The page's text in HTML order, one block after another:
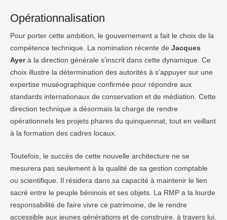
Opérationnalisation
Pour porter cette ambition, le gouvernement a fait le choix de la
compétence technique. La nomination récente de Jacques
Ayerà la direction générale s’inscrit dans cette dynamique. Ce
choix illustre la détermination des autorités à s’appuyer sur une
expertise muséographique confirmée pour répondre aux
standards internationaux de conservation et de médiation. Cette
direction technique a désormais la charge de rendre
opérationnels les projets phares du quinquennat, tout en veillant
à la formation des cadres locaux.
Toutefois, le succès de cette nouvelle architecture ne se
mesurera pas seulement à la qualité de sa gestion comptable
ou scientifique. Il résidera dans sa capacité à maintenir le lien
sacré entre le peuple béninois et ses objets. La RMP a la lourde
responsabilité de faire vivre ce patrimoine, de le rendre
accessible aux jeunes générations et de construire, à travers lui,